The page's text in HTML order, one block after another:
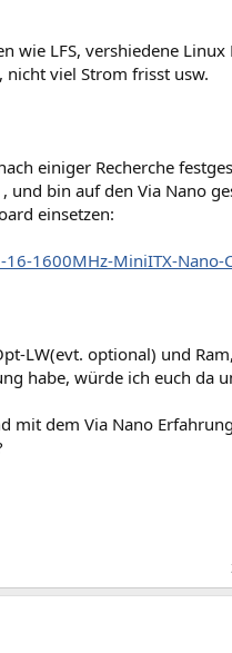
wie LFS, vershiedene
nicht viel Strom frisst usw.
einiger Recherche
bin auf den Via Nano
einsetzen:
1600MHz-MiniITX-Nano-
LW(evt. optional) und
habe, würde ich euch da
mit dem Via Nano